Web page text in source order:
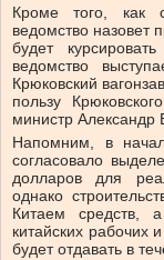
Кроме того, как
ведомство назовет
будет
ведомство
Крюковский
пользу
министр Александр
Напомним, в
согласовало
долларов для
однако
Китаем средств,
китайских рабочих
будет отдавать в